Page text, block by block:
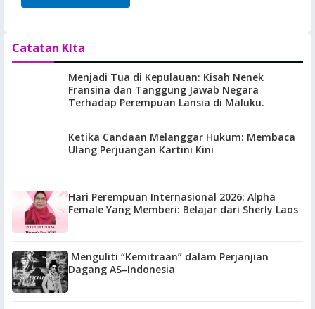
Catatan KIta
Menjadi Tua di Kepulauan: Kisah Nenek
Fransina dan Tanggung Jawab Negara
Terhadap Perempuan Lansia di Maluku.
Ketika Candaan Melanggar Hukum: Membaca
Ulang Perjuangan Kartini Kini
Hari Perempuan Internasional 2026: Alpha
Female Yang Memberi: Belajar dari Sherly Laos
Menguliti “Kemitraan” dalam Perjanjian
Dagang AS–Indonesia